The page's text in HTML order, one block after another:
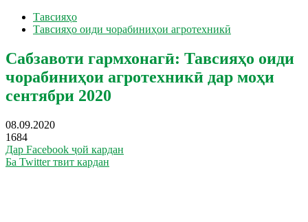
Тавсияҳо
Тавсияҳо оиди чорабиниҳои агротехникӣ
Сабзавоти гармхонагӣ: Тавсияҳо оиди
чорабиниҳои агротехникӣ дар моҳи
сентябри 2020
08.09.2020
1684
Дар Facebook ҷой кардан
Ба Twitter твит кардан